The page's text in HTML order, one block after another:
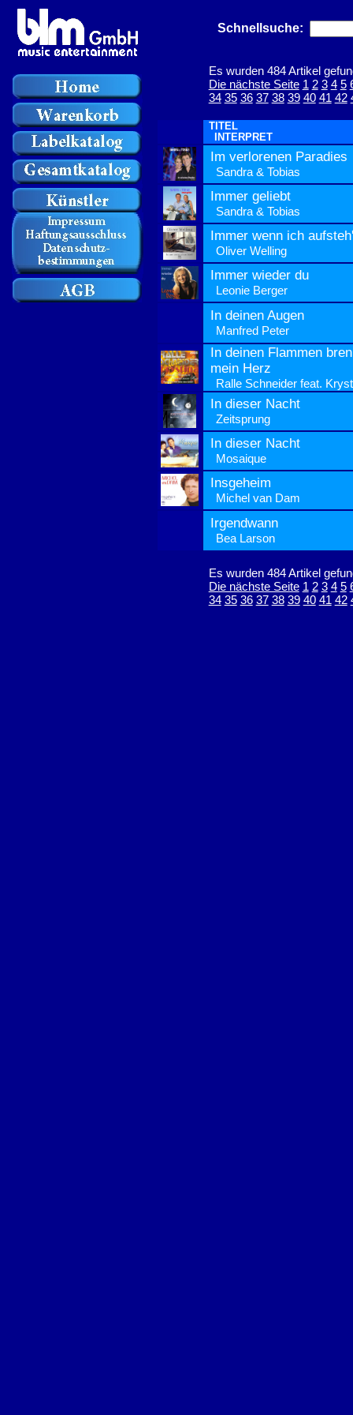
Schnellsuche:
Es wurden 484 Artikel
Die nächste Seite 1 2 3 4 5
34 35 36 37 38 39 40 41 42
TITEL
INTERPRET
Im verlorenen Paradies
Sandra & Tobias
Immer geliebt
Sandra & Tobias
Immer wenn ich
Oliver Welling
Immer wieder du
Leonie Berger
In deinen Augen
Manfred Peter
In deinen Flammen
mein Herz
Ralle Schneider feat.
In dieser Nacht
Zeitsprung
In dieser Nacht
Mosaique
Insgeheim
Michel van Dam
Irgendwann
Bea Larson
Es wurden 484 Artikel
Die nächste Seite 1 2 3 4 5
34 35 36 37 38 39 40 41 42